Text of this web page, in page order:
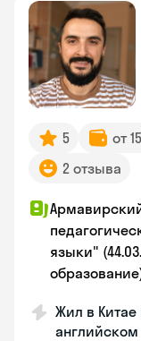
5 от
2 отзыва
языки"
Жил в
английском